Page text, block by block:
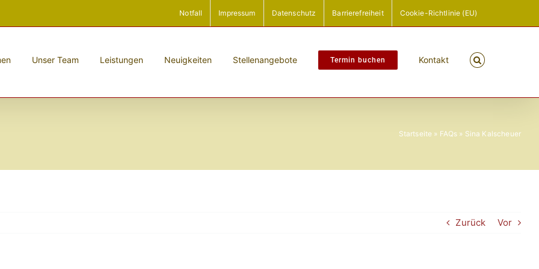
Notfall Impressum Datenschutz Barrierefreiheit Cookie-Richtlinie (EU)
Unser Team Leistungen Neuigkeiten Stellenangebote Termin buchen Kontakt
Startseite » FAQs » Sina Kalscheuer
Zurück Vor